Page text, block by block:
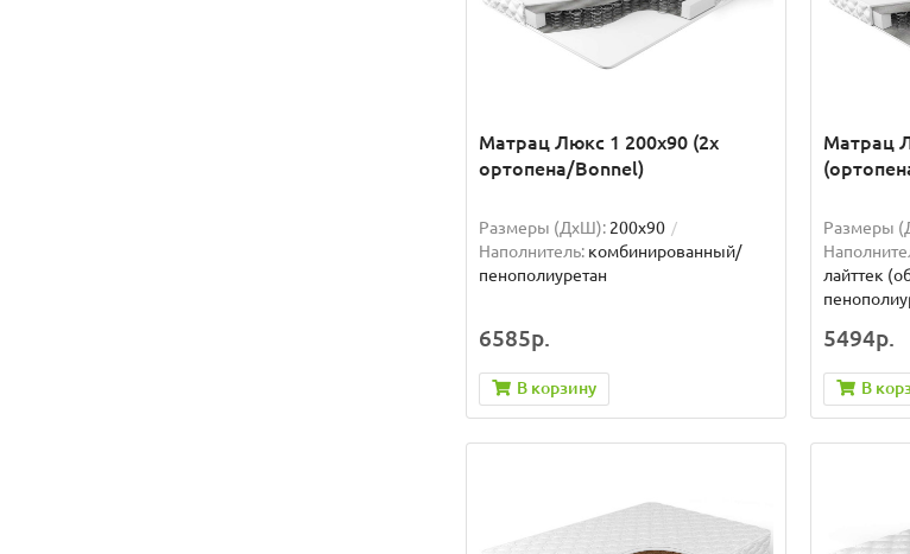
Матрац Люкс 1 200x90 (2x
ортопена/Bonnel)
Размеры (ДxШ): 200x90
Наполнитель: комбинированный/
пенополиуретан
6585р.
В корзину
Матрац
Размеры
лайттек
5494р.
В